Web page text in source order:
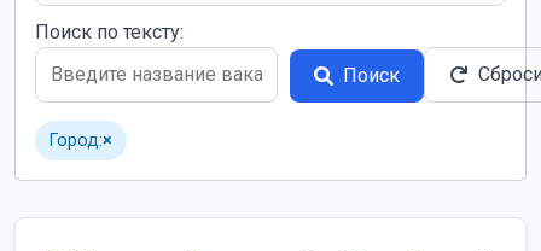
Поиск по тексту:
Поиск
Город:×